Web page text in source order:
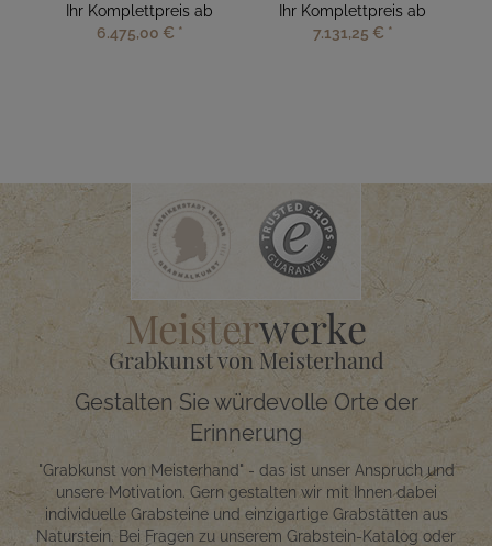
Ihr Komplettpreis ab
6.475,00 € *
Ihr Komplettpreis ab
7.131,25 € *
Meisterwerke
Grabkunst von Meisterhand
Gestalten Sie würdevolle Orte der
Erinnerung
"Grabkunst von Meisterhand" - das ist unser Anspruch und
unsere Motivation. Gern gestalten wir mit Ihnen dabei
individuelle Grabsteine und einzigartige Grabstätten aus
Naturstein. Bei Fragen zu unserem Grabstein-Katalog oder